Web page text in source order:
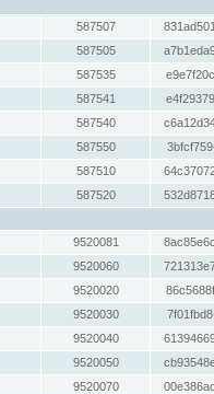
587507
587505
587535
587541
587540
587550
587510
587520
9520081
9520060
9520020
9520030
9520040
9520050
9520070